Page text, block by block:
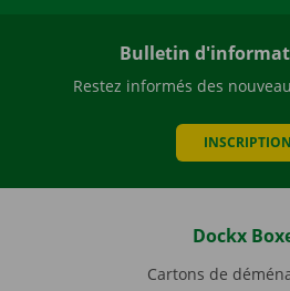
Bulletin
Restez informés des
INSCRIPTION
Dockx
Cartons de